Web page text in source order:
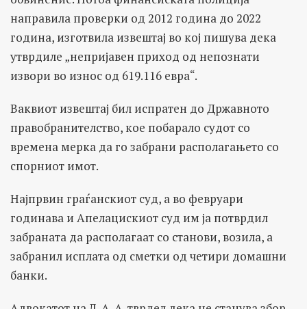
направила проверки од 2012 година до 2022
година, изготвила извештај во кој пишува дека
утврдиле „непријавен приход од непознати
извори во износ од 619.116 евра“.
Ваквиот извештај бил испратен до Државното
правобранителство, кое побарало судот со
времена мерка да го забрани располагањето со
спорниот имот.
Најпрвин граѓанскиот суд, а во февруари
годинава и Апелацискиот суд им ја потврдил
забраната да располагаат со станови, возила, а
забранил исплата од сметки од четири домашни
банки.